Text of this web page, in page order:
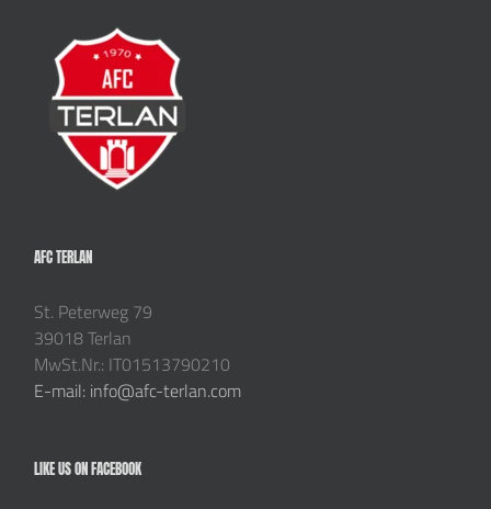
AFC TERLAN
St. Peterweg 79
39018 Terlan
MwSt.Nr.: IT01513790210
E-mail: info@afc-terlan.com
LIKE US ON FACEBOOK